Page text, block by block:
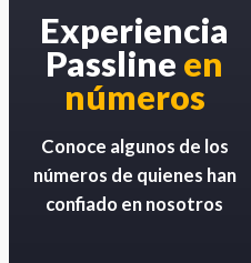
Experiencia
Passline en
números
Conoce algunos de los
números de quienes han
confiado en nosotros